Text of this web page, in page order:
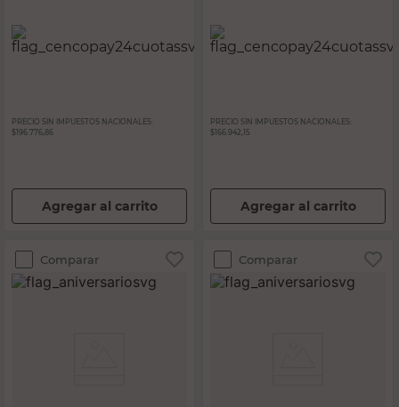
PRECIO SIN IMPUESTOS NACIONALES:
$196.776,86
Agregar al carrito
PRECIO SIN IMPUESTOS NACIONALES:
$166.942,15
Agregar al carrito
Comparar Comparar